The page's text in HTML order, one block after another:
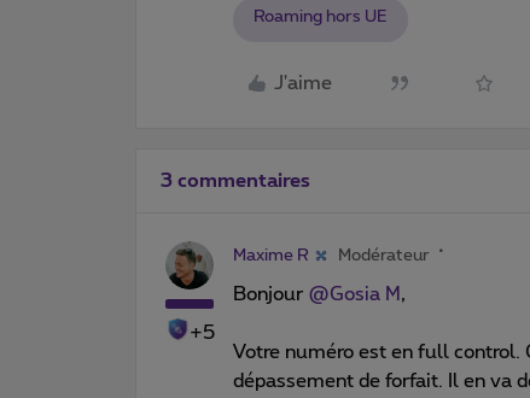
Roaming hors UE
J'aime
3 commentaires
+5
Maxime R Modérateur
Bonjour ​ @Gosia M ,
Votre numéro est en full control.
dépassement de forfait. Il en va